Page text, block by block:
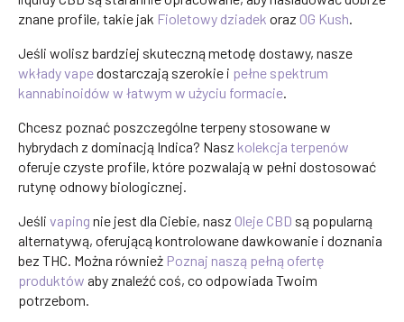
znane profile, takie jak Fioletowy dziadek oraz OG Kush.
Jeśli wolisz bardziej skuteczną metodę dostawy, nasze
wkłady vapedostarczają szerokie i pełne spektrum
kannabinoidów w łatwym w użyciu formacie.
Chcesz poznać poszczególne terpeny stosowane w
hybrydach z dominacją Indica? Nasz kolekcja terpenów
oferuje czyste profile, które pozwalają w pełni dostosować
rutynę odnowy biologicznej.
Jeśli vaping nie jest dla Ciebie, nasz Oleje CBD są popularną
alternatywą, oferującą kontrolowane dawkowanie i doznania
bez THC. Można również Poznaj naszą pełną ofertę
produktów aby znaleźć coś, co odpowiada Twoim
potrzebom.